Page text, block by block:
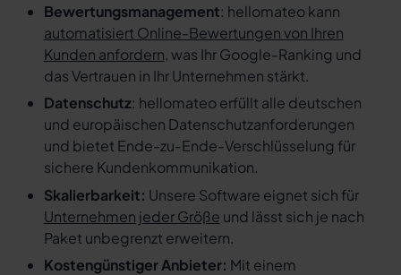
Bewertungsmanagement: hellomateo kann
automatisiert Online-Bewertungen von Ihren
Kunden anfordern, was Ihr Google-Ranking und
das Vertrauen in Ihr Unternehmen stärkt.
Datenschutz: hellomateo erfüllt alle deutschen
und europäischen Datenschutzanforderungen
und bietet Ende-zu-Ende-Verschlüsselung für
sichere Kundenkommunikation.
Skalierbarkeit: Unsere Software eignet sich für
Unternehmen jeder Größe und lässt sich je nach
Paket unbegrenzt erweitern.
Kostengünstiger Anbieter: Mit einem